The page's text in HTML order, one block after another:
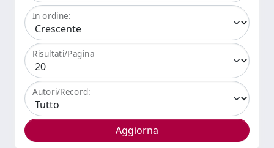
In ordine:
Risultati/Pagina
Autori/Record: